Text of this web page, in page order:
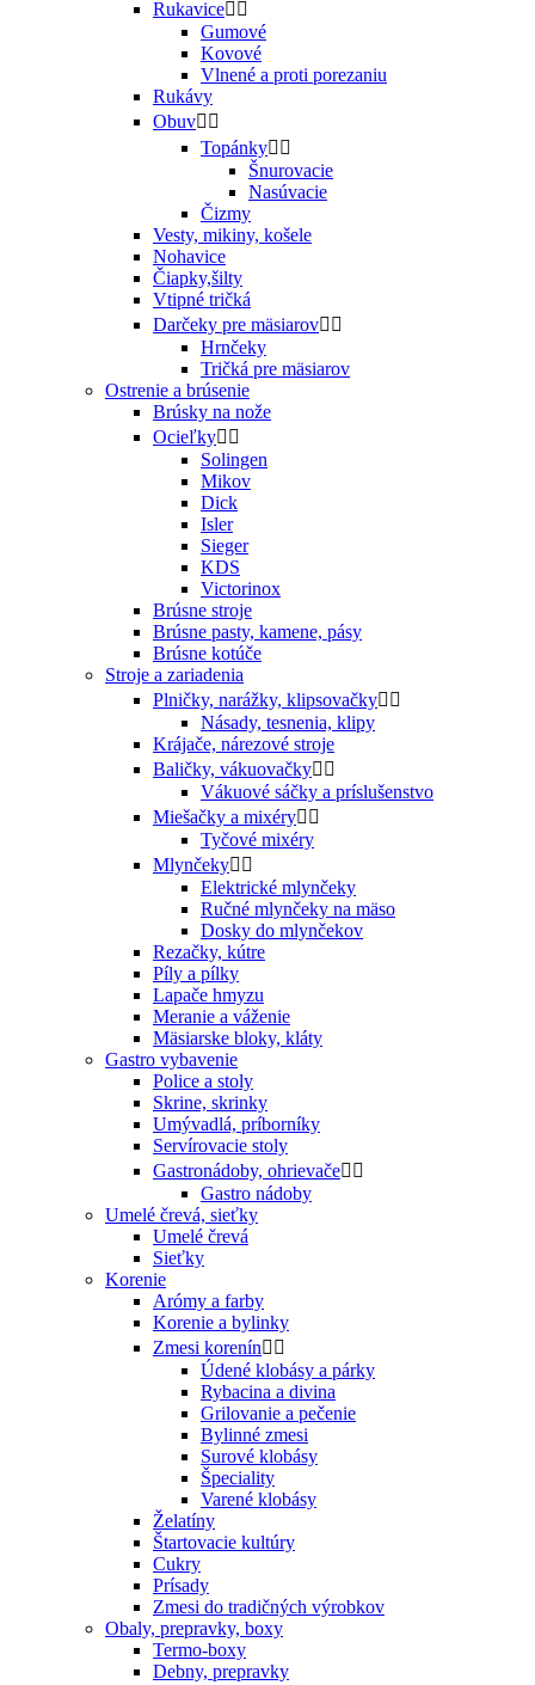
Rukavice 
Gumové
Kovové
Vlnené a proti porezaniu
Rukávy
Obuv 
Topánky 
Šnurovacie
Nasúvacie
Čizmy
Vesty, mikiny, košele
Nohavice
Čiapky,šilty
Vtipné tričká
Darčeky pre mäsiarov 
Hrnčeky
Tričká pre mäsiarov
Ostrenie a brúsenie
Brúsky na nože
Ocieľky 
Solingen
Mikov
Dick
Isler
Sieger
KDS
Victorinox
Brúsne stroje
Brúsne pasty, kamene, pásy
Brúsne kotúče
Stroje a zariadenia
Plničky, narážky, klipsovačky 
Násady, tesnenia, klipy
Krájače, nárezové stroje
Baličky, vákuovačky 
Vákuové sáčky a príslušenstvo
Miešačky a mixéry 
Tyčové mixéry
Mlynčeky 
Elektrické mlynčeky
Ručné mlynčeky na mäso
Dosky do mlynčekov
Rezačky, kútre
Píly a pílky
Lapače hmyzu
Meranie a váženie
Mäsiarske bloky, kláty
Gastro vybavenie
Police a stoly
Skrine, skrinky
Umývadlá, príborníky
Servírovacie stoly
Gastronádoby, ohrievače 
Gastro nádoby
Umelé črevá, sieťky
Umelé črevá
Sieťky
Korenie
Arómy a farby
Korenie a bylinky
Zmesi korenín 
Údené klobásy a párky
Rybacina a divina
Grilovanie a pečenie
Bylinné zmesi
Surové klobásy
Špeciality
Varené klobásy
Želatíny
Štartovacie kultúry
Cukry
Prísady
Zmesi do tradičných výrobkov
Obaly, prepravky, boxy
Termo-boxy
Debny, prepravky